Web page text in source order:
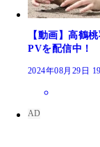
【動画】高鶴
PVを配信中！
2024年08月29日